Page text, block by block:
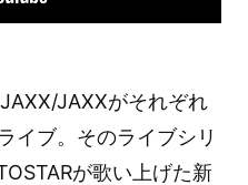
JAXXがそれぞれ
イブ。そのライブシリ
が歌い上げた新